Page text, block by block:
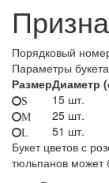
Порядковый
Параметры букета
РазмерДиаметр
S 15 шт.
M 25 шт.
L 51 шт.
Букет цветов с
тюльпанов может